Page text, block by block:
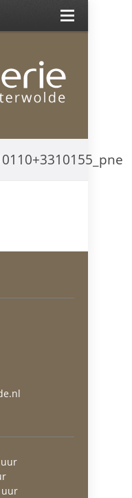
uur
uur